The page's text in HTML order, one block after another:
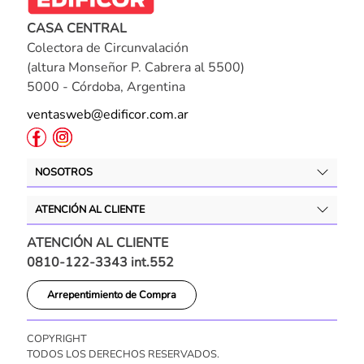
CONTACTANOS
CASA CENTRAL
Colectora de Circunvalación
(altura Monseñor P. Cabrera al 5500)
5000 - Córdoba, Argentina
ventasweb@edificor.com.ar
NOSOTROS
ATENCIÓN AL CLIENTE
ATENCIÓN AL CLIENTE
0810-122-3343 int.552
Arrepentimiento de Compra
COPYRIGHT
TODOS LOS DERECHOS RESERVADOS.